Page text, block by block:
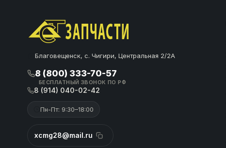
Благовещенск, с. Чигири, Центральная 2/2А
8 (800) 333-70-57
БЕСПЛАТНЫЙ ЗВОНОК ПО РФ
8 (914) 040-02-42
Пн-Пт: 9:30–18:00
xcmg28@mail.ru